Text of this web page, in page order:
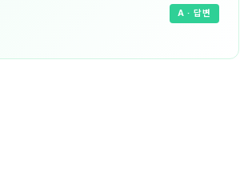
A · 답변